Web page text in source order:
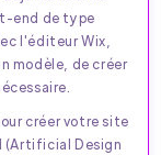
end de type
l'éditeur Wix,
modèle, de créer
créer votre site
(Artificial Design